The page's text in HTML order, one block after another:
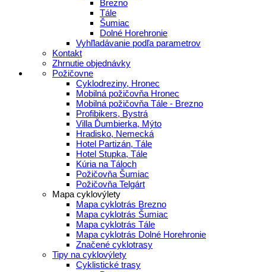
Brezno
Tále
Šumiac
Dolné Horehronie
Vyhľladávanie podľa parametrov
Kontakt
Zhrnutie objednávky
Požičovne
Cyklodreziny, Hronec
Mobilná požičovňa Hronec
Mobilná požičovňa Tále - Brezno
Profibikers, Bystrá
Villa Ďumbierka, Mýto
Hradisko, Nemecká
Hotel Partizán, Tále
Hotel Stupka, Tále
Kúria na Táloch
Požičovňa Šumiac
Požičovňa Telgárt
Mapa cyklovýlety
Mapa cyklotrás Brezno
Mapa cyklotrás Šumiac
Mapa cyklotrás Tále
Mapa cyklotrás Dolné Horehronie
Značené cyklotrasy
Tipy na cyklovýlety
Cyklistické trasy